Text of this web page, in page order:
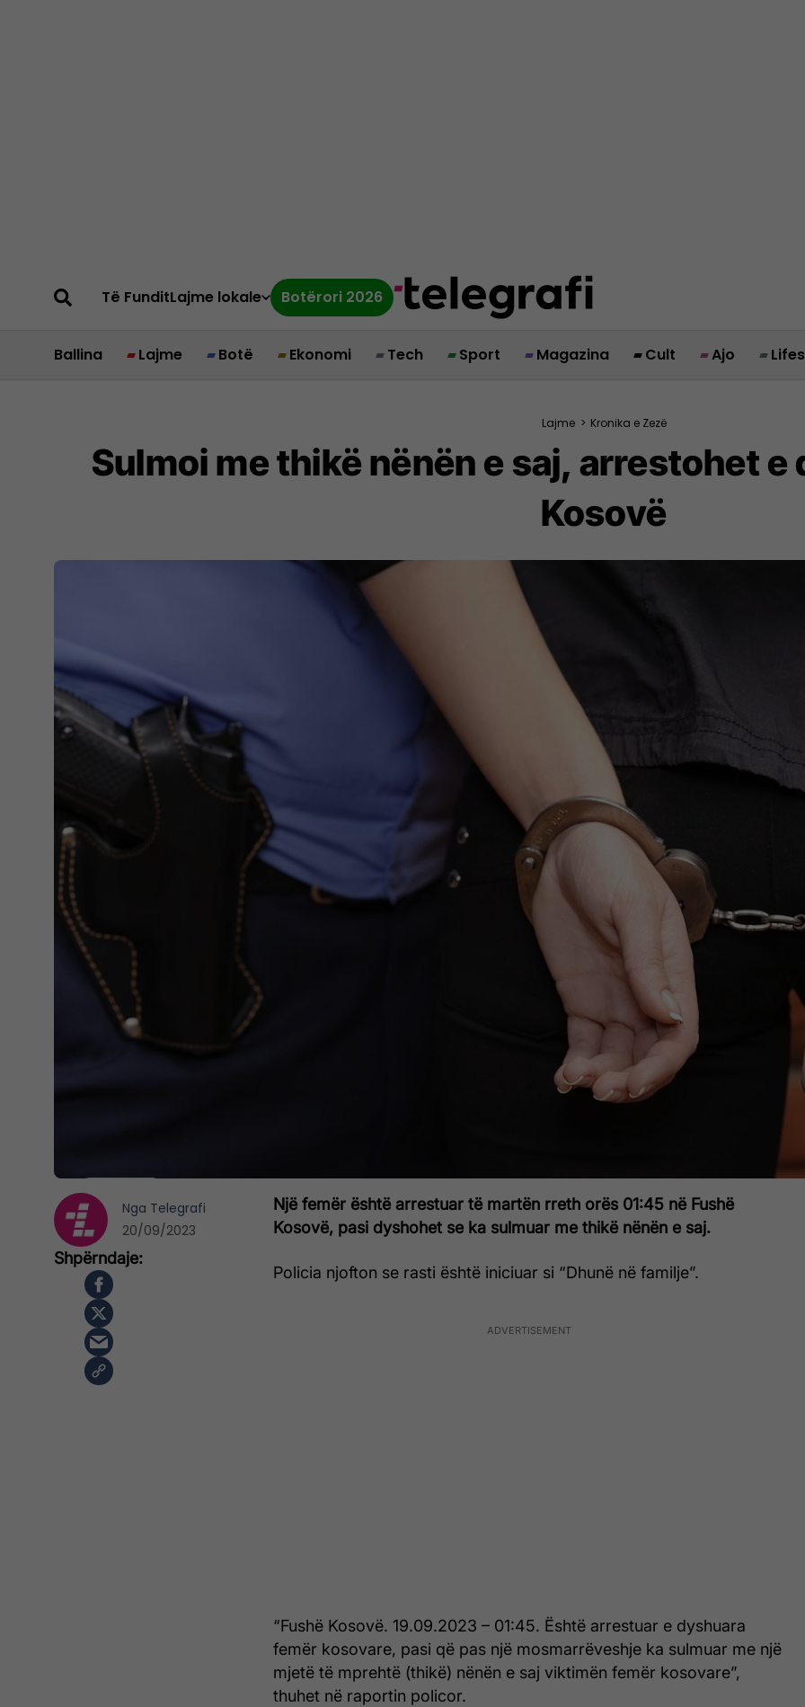
Të FunditLajme lokale Botërori 2026
Ballina Lajme Botë Ekonomi Tech Sport Magazina Cult Ajo
Lajme > Kronika e Zezë
Sulmoi me thikë nënën e saj, arrestohet e
Kosovë
Një femër është arrestuar të martën rreth orës 01:45 në Fushë
Kosovë, pasi dyshohet se ka sulmuar me thikë nënën e saj.
Policia njofton se rasti është iniciuar si “Dhunë në familje”.
“Fushë Kosovë. 19.09.2023 – 01:45. Është arrestuar e dyshuara
femër kosovare, pasi që pas një mosmarrëveshje ka sulmuar me një
mjetë të mprehtë (thikë) nënën e saj viktimën femër kosovare”,
thuhet në raportin policor.
Nga Telegrafi
20/09/2023